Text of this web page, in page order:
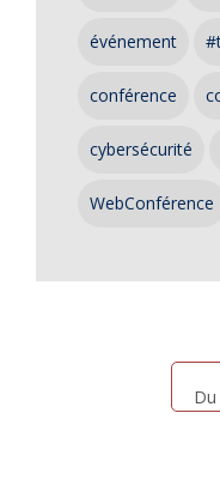
événement
conférence
cybersécurité
WebConférence